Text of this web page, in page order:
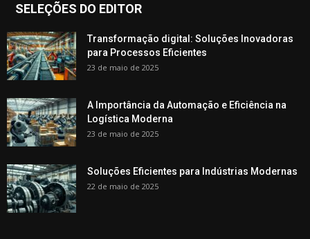
SELEÇÕES DO EDITOR
Transformação digital: Soluções Inovadoras
para Processos Eficientes
23 de maio de 2025
A Importância da Automação e Eficiência na
Logística Moderna
23 de maio de 2025
Soluções Eficientes para Indústrias Modernas
22 de maio de 2025